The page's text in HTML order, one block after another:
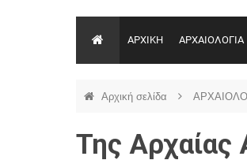
ΑΡΧΙΚΗ ΑΡΧΑΙΟΛΟΓΙΑ
Αρχική σελίδα
Της Αρχαίας